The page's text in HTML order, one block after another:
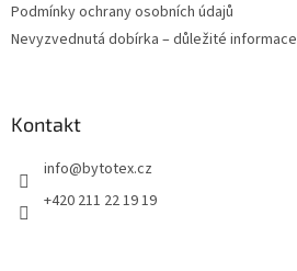
Podmínky ochrany osobních údajů
Nevyzvednutá dobírka – důležité informace
Kontakt
info@bytotex.cz
+420 211 22 19 19